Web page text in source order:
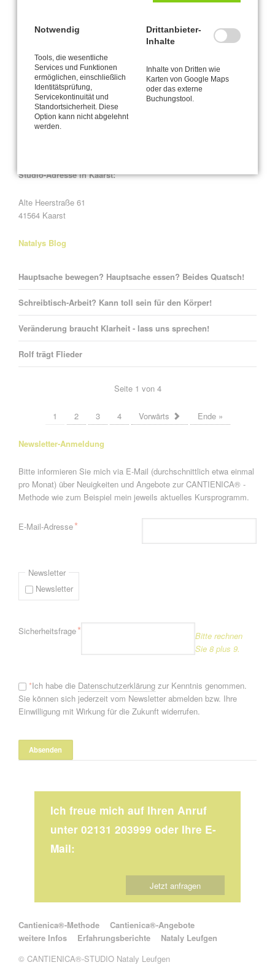
Büro und Postanschrift
CANTIENICA®-STUDIO Nataly Leufgen
Kaarst – Düsseldorf
Studio-Adresse in Kaarst:
Alte Heerstraße 61
41564 Kaarst
Natalys Blog
Hauptsache bewegen? Hauptsache essen? Beides Quatsch!
Schreibtisch-Arbeit? Kann toll sein für den Körper!
Veränderung braucht Klarheit - lass uns sprechen!
Rolf trägt Flieder
Seite 1 von 4
1 2 3 4 Vorwärts Ende »
Newsletter-Anmeldung
Bitte informieren Sie mich via E-Mail (durchschnittlich etwa einmal
pro Monat) über Neuigkeiten und Angebote zur CANTIENICA® -
Methode wie zum Beispiel mein jeweils aktuelles Kursprogramm.
Pflichtfeld
E-Mail-Adresse*
Newsletter
Newsletter
Pflichtfeld
Sicherheitsfrage*
Bitte rechnen
Sie 8 plus 9.
*Ich habe die Datenschutzerklärungzur Kenntnis genommen.
Sie können sich jederzeit vom Newsletter abmelden bzw. Ihre
Einwilligung mit Wirkung für die Zukunft widerrufen.
Ich freue mich auf Ihren Anruf
unter 02131 203999 oder Ihre E-
Mail:
Jetzt anfragen
Navigation überspringen
Cantienica®-Methode
Cantienica®-Angebote
weitere Infos
Erfahrungsberichte
Nataly Leufgen
© CANTIENICA®-STUDIO Nataly Leufgen
Notwendig
Tools, die wesentliche
Services und Funktionen
ermöglichen, einschließlich
Identitätsprüfung,
Servicekontinuität und
Standortsicherheit. Diese
Option kann nicht abgelehnt
werden.
Drittanbieter-
Inhalte
Inhalte von Dritten wie
Karten von Google Maps
oder das externe
Buchungstool.